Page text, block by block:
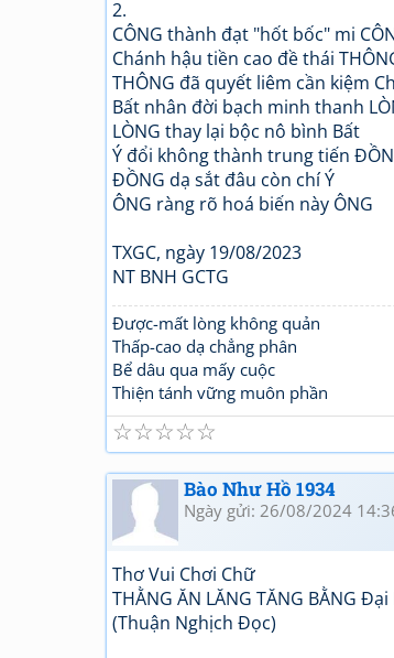
2.
CÔNG thành đạt "hốt bốc" mi
Chánh hậu tiền cao đề thái
THÔNG đã quyết liêm cần kiệm
Bất nhân đời bạch minh thanh
LÒNG thay lại bộc nô bình Bất
Ý đổi không thành trung tiến
ĐỒNG dạ sắt đâu còn chí Ý
ÔNG ràng rõ hoá biến này ÔNG
TXGC, ngày 19/08/2023
NT BNH GCTG
Được-mất lòng không quản
Thấp-cao dạ chẳng phân
Bể dâu qua mấy cuộc
Thiện tánh vững muôn phần
☆
☆
☆
☆
☆
Bào Như Hồ 1934
Ngày gửi: 26/08/2024
Thơ Vui Chơi Chữ
THẰNG ĂN LĂNG TĂNG BẰNG Đại
(Thuận Nghịch Đọc)